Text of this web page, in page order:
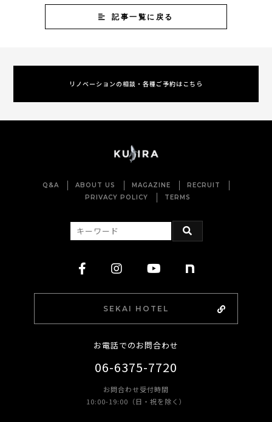
記事一覧に戻る
リノベーションの相談・各種ご予約はこちら
Q&A ABOUT US MAGAZINE
RECRUIT
PRIVACY POLICY
TERMS
SEKAI HOTEL
お電話でのお問合わせ
06-6375-7720
お問合わせ受付時間
10:00-19:00（日・祝を除く）